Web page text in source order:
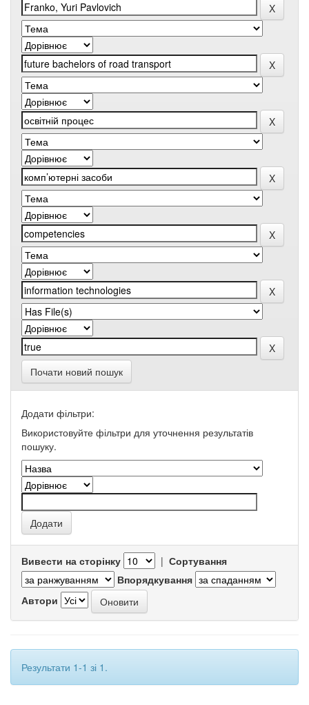
Почати новий пошук
Додати фільтри:
Використовуйте фільтри для уточнення результатів
пошуку.
Вивести на сторінку | Сортування
Впорядкування
Автори
Результати 1-1 зі 1.